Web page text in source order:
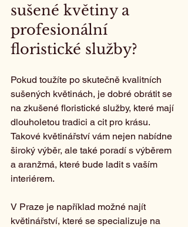
sušené květiny a
profesionální
floristické služby?
Pokud toužíte po skutečně kvalitních
sušených květinách, je dobré obrátit se
na zkušené floristické služby, které mají
dlouholetou tradici a cit pro krásu.
Takové květinářství vám nejen nabídne
široký výběr, ale také poradí s výběrem
a aranžmá, které bude ladit s vaším
interiérem.
V Praze je například možné najít
květinářství, které se specializuje na